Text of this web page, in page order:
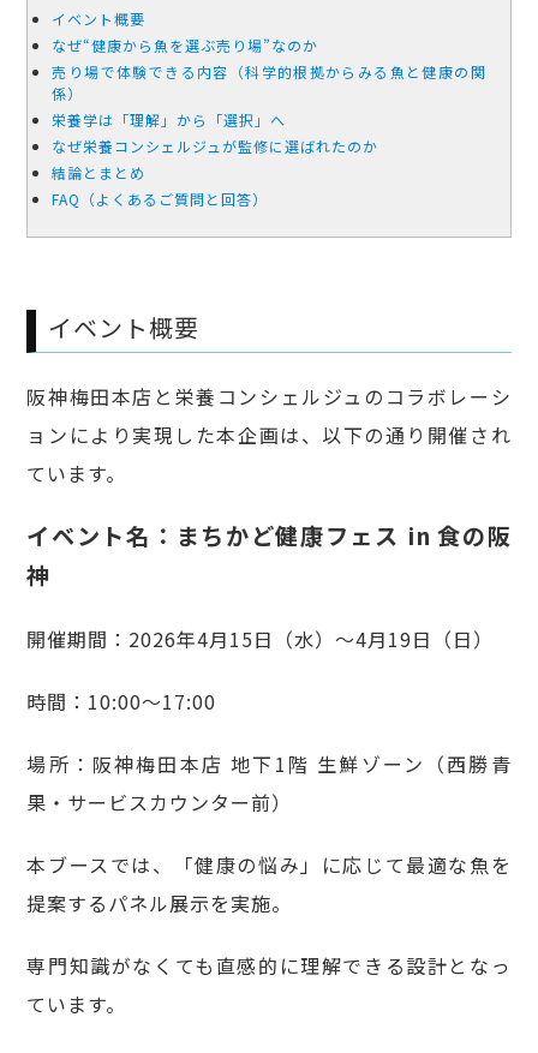
イベント概要
なぜ“健康から魚を選ぶ売り場”なのか
売り場で体験できる内容（科学的根拠からみる魚と健康の関
係）
栄養学は「理解」から「選択」へ
なぜ栄養コンシェルジュが監修に選ばれたのか
結論とまとめ
FAQ（よくあるご質問と回答）
イベント概要
阪神梅田本店と栄養コンシェルジュのコラボレーシ
ョンにより実現した本企画は、以下の通り開催され
ています。
イベント名：まちかど健康フェス in 食の阪
神
開催期間：2026年4月15日（水）〜4月19日（日）
時間：10:00〜17:00
場所：阪神梅田本店 地下1階 生鮮ゾーン（西勝青
果・サービスカウンター前）
本ブースでは、「健康の悩み」に応じて最適な魚を
提案するパネル展示を実施。
専門知識がなくても直感的に理解できる設計となっ
ています。